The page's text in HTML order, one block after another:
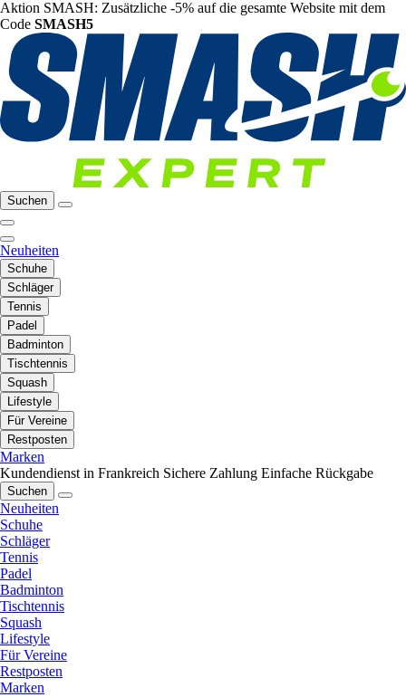
Aktion SMASH: Zusätzliche -5% auf die gesamte Website mit dem
Code SMASH5
Suchen
Neuheiten
Schuhe
Schläger
Tennis
Padel
Badminton
Tischtennis
Squash
Lifestyle
Für Vereine
Restposten
Marken
Kundendienst in Frankreich Sichere Zahlung Einfache Rückgabe
Suchen
Neuheiten
Schuhe
Schläger
Tennis
Padel
Badminton
Tischtennis
Squash
Lifestyle
Für Vereine
Restposten
Marken